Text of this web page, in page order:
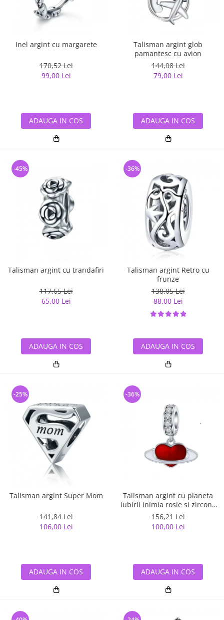
Inel argint cu margarete
170,52 Lei
99,00 Lei
ADAUGA IN COS
Talisman argint glob
pamantesc cu avion
144,08 Lei
79,00 Lei
ADAUGA IN COS
Talisman argint cu trandafiri
117,65 Lei
65,00 Lei
-45%
ADAUGA IN COS
Talisman argint Retro cu
frunze
138,05 Lei
88,00 Lei
-36%
ADAUGA IN COS
Talisman argint Super Mom
141,84 Lei
106,00 Lei
-25%
ADAUGA IN COS
Talisman argint cu planeta
iubirii inimia rosie si zirconii
albe
156,21 Lei
100,00 Lei
-36%
ADAUGA IN COS